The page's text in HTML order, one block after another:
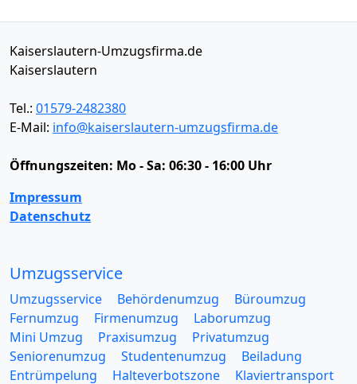
Kaiserslautern-Umzugsfirma.de
Kaiserslautern
Tel.: 01579-2482380
E-Mail: info@kaiserslautern-umzugsfirma.de
Öffnungszeiten: Mo - Sa: 06:30 - 16:00 Uhr
Impressum
Datenschutz
Umzugsservice
Umzugsservice Behördenumzug
Büroumzug
Fernumzug
Firmenumzug
Laborumzug
Mini Umzug
Praxisumzug
Privatumzug
Seniorenumzug
Studentenumzug
Beiladung
Entrümpelung
Halteverbotszone
Klaviertransport